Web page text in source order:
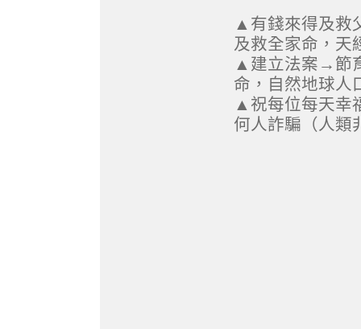
▲有錢來得及救
及救全家命，天
▲建立法案→節
命，自然地球人
▲祝每位每天幸
何人詐騙（人類